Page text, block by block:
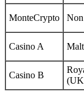
MonteCrypto
Casino A
Casino B